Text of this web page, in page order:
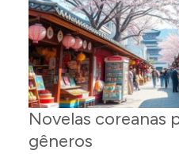
Novelas coreanas
gêneros